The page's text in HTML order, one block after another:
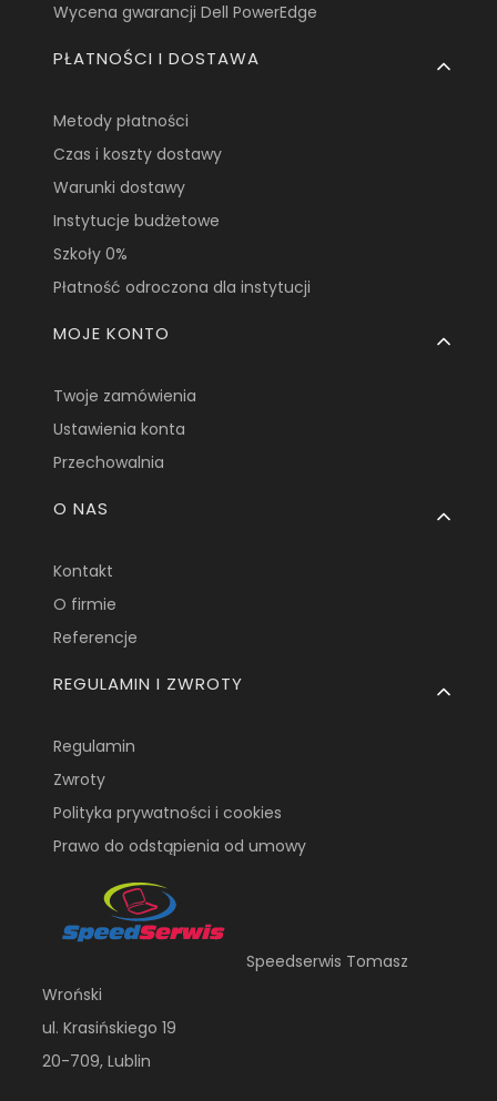
Wycena gwarancji Dell PowerEdge
PŁATNOŚCI I DOSTAWA
Metody płatności
Czas i koszty dostawy
Warunki dostawy
Instytucje budżetowe
Szkoły 0%
Płatność odroczona dla instytucji
MOJE KONTO
Twoje zamówienia
Ustawienia konta
Przechowalnia
O NAS
Kontakt
O firmie
Referencje
REGULAMIN I ZWROTY
Regulamin
Zwroty
Polityka prywatności i cookies
Prawo do odstąpienia od umowy
Speedserwis Tomasz
Wroński
ul. Krasińskiego 19
20-709, Lublin